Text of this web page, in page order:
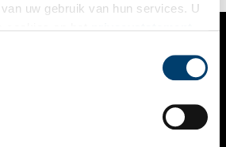
uw gebruik van hun services. U